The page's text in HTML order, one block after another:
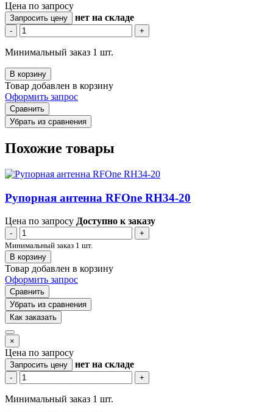
Цена по запросу
Запросить цену нет на складе
- +
Минимальный заказ 1 шт.
В корзину
Товар добавлен в корзину
Оформить запрос
Сравнить
Убрать из сравнения
Похожие товары
Рупорная антенна RFOne RH34-20
Цена по запросу Доступно к заказу
-
+
Минимальный заказ 1 шт.
В корзину
Товар добавлен в корзину
Оформить запрос
Сравнить
Убрать из сравнения
Как заказать
×
Цена по запросу
Запросить цену нет на складе
- +
Минимальный заказ 1 шт.